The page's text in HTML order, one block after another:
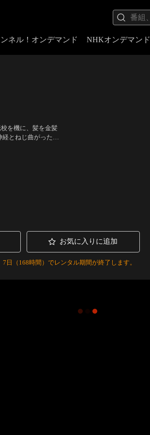
ネル！オンデマンド NHKオンデマンド
を機に、髪を金髪
とねじ曲がった性
お気に入りに追加
日（168時間）でレンタル期間が終了します。